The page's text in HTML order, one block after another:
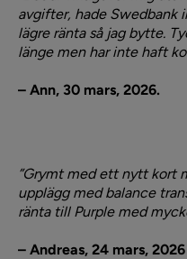
avgifter, hade Swedbank
lägre ränta så jag bytte.
länge men har inte haft
– Ann, 30 mars, 2026.
”Grymt med ett nytt kort
upplägg med balance
ränta till Purple med
– Andreas, 24 mars, 2026